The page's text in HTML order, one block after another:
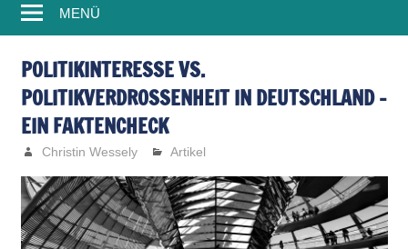
Weiterbildung,
Wissen
MENÜ
POLITIKINTERESSE VS.
POLITIKVERDROSSENHEIT IN DEUTSCHLAND –
EIN FAKTENCHECK
Christin Wessely Artikel